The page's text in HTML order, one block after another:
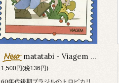
matatabi - Viagem (CD-R)
1,500円(税136円)
60年代後期ブラジルのトロピカリ